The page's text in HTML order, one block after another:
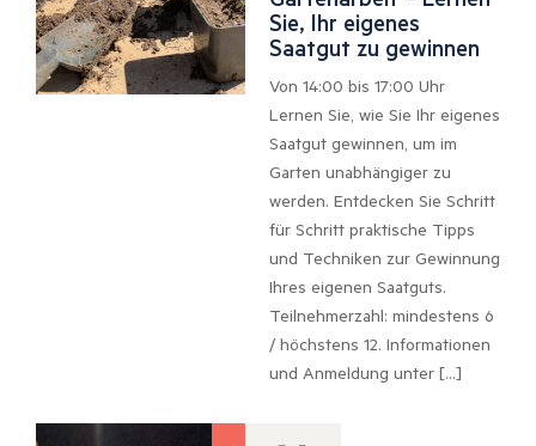
Sie, Ihr eigenes
Saatgut zu gewinnen
Von 14:00 bis 17:00 Uhr
Lernen Sie, wie Sie Ihr eigenes
Saatgut gewinnen, um im
Garten unabhängiger zu
werden. Entdecken Sie Schritt
für Schritt praktische Tipps
und Techniken zur Gewinnung
Ihres eigenen Saatguts.
Teilnehmerzahl: mindestens 6
/ höchstens 12. Informationen
und Anmeldung unter […]